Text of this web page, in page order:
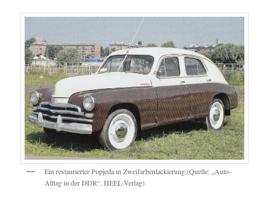
Ein restaurierter Popjeda in Zweifarbenlackierung (Quelle: „Auto-
Alltag in der DDR“, HEEL-Verlag)